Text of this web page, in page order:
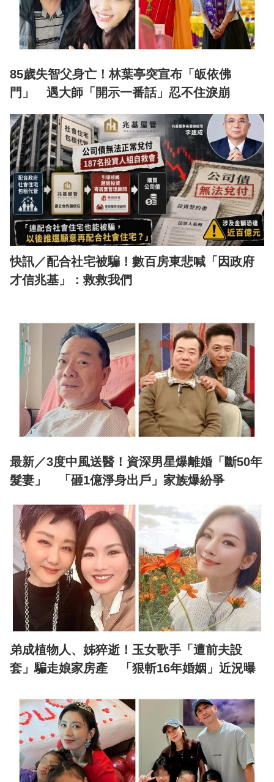
85歲失智父身亡！林葉亭突宣布「皈依佛
門」 遇大師「開示一番話」忍不住淚崩
快訊／配合社宅被騙！數百房東悲喊「因政府
才信兆基」：救救我們
最新／3度中風送醫！資深男星爆離婚「斷50年
髮妻」 「砸1億淨身出戶」家族爆紛爭
弟成植物人、姊猝逝！玉女歌手「遭前夫設
套」騙走娘家房產 「狠斬16年婚姻」近況曝